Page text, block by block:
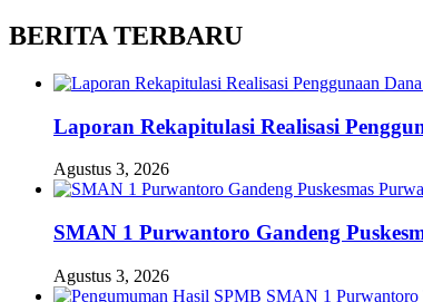
BERITA TERBARU
Laporan Rekapitulasi Realisasi
Agustus 3, 2026
SMAN 1 Purwantoro Gandeng
Agustus 3, 2026